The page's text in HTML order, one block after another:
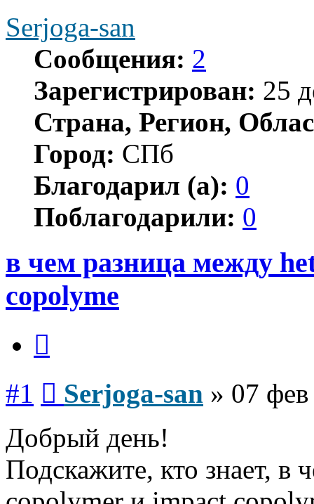
Serjoga-san
Сообщения: 2
Зарегистрирован: 25
Страна, Регион,
Город: СПб
Благодарил (а): 0
Поблагодарили: 0
в чем разница между
copolyme
#1 Serjoga-san » 07
Добрый день!
Подскажите, кто знает, в